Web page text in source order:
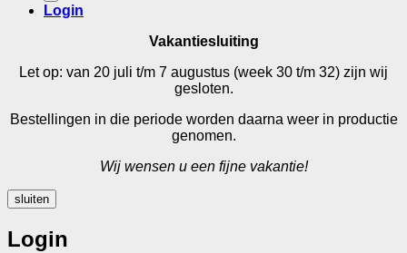
Login
Vakantiesluiting
Let op: van 20 juli t/m 7 augustus (week 30 t/m 32) zijn wij
gesloten.
Bestellingen in die periode worden daarna weer in productie
genomen.
Wij wensen u een fijne vakantie!
sluiten
Login